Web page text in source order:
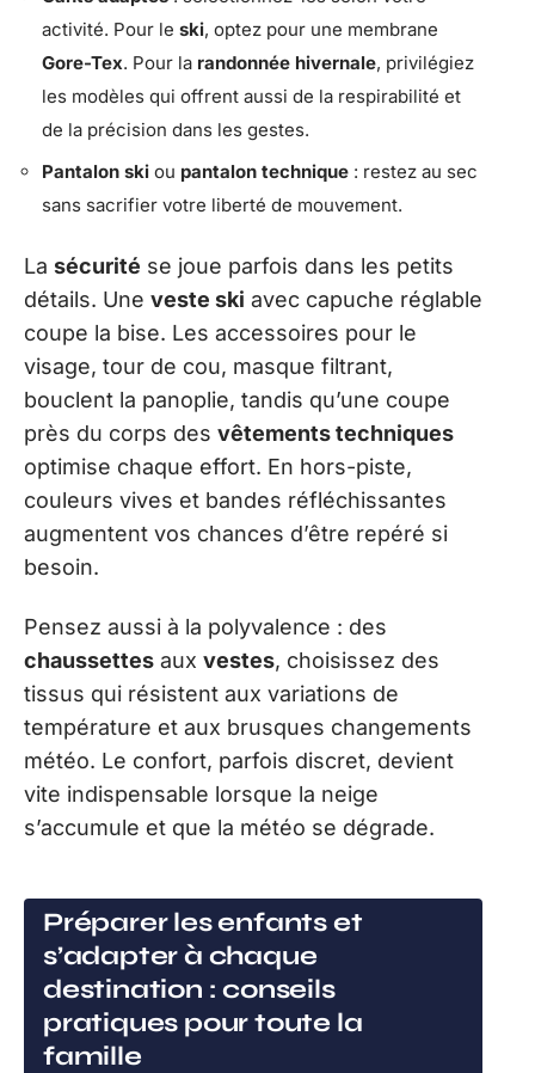
activité. Pour le ski, optez pour une membrane
Gore-Tex. Pour la randonnée hivernale, privilégiez
les modèles qui offrent aussi de la respirabilité et
de la précision dans les gestes.
Pantalon ski ou pantalon technique : restez au sec
sans sacrifier votre liberté de mouvement.
La sécurité se joue parfois dans les petits
détails. Une veste ski avec capuche réglable
coupe la bise. Les accessoires pour le
visage, tour de cou, masque filtrant,
bouclent la panoplie, tandis qu’une coupe
près du corps des vêtements techniques
optimise chaque effort. En hors-piste,
couleurs vives et bandes réfléchissantes
augmentent vos chances d’être repéré si
besoin.
Pensez aussi à la polyvalence : des
chaussettes aux vestes, choisissez des
tissus qui résistent aux variations de
température et aux brusques changements
météo. Le confort, parfois discret, devient
vite indispensable lorsque la neige
s’accumule et que la météo se dégrade.
Préparer les enfants et
s’adapter à chaque
destination : conseils
pratiques pour toute la
famille